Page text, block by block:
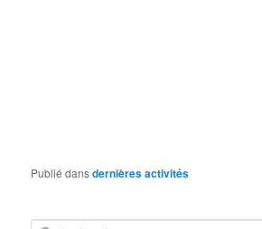
Publié dansdernières activités